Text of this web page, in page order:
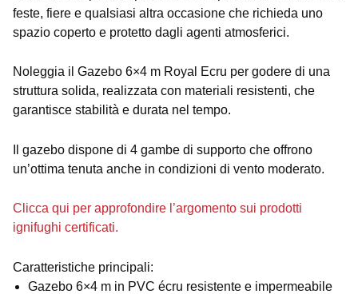
feste, fiere e qualsiasi altra occasione che richieda uno
spazio coperto e protetto dagli agenti atmosferici.
Noleggia il Gazebo 6×4 m Royal Ecru per godere di una
struttura solida, realizzata con materiali resistenti, che
garantisce stabilità e durata nel tempo.
Il gazebo dispone di 4 gambe di supporto che offrono
un’ottima tenuta anche in condizioni di vento moderato.
Clicca qui per approfondire l’argomento sui prodotti
ignifughi certificati.
Caratteristiche principali:
Gazebo 6×4 m in PVC écru resistente e impermeabile